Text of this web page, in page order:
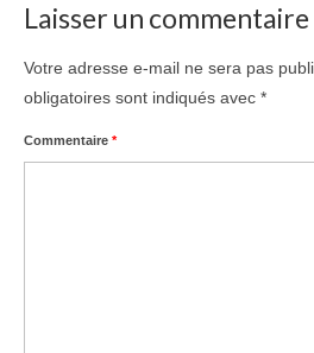
Laisser un commentaire
Votre adresse e-mail ne sera pas
obligatoires sont indiqués avec *
Commentaire *